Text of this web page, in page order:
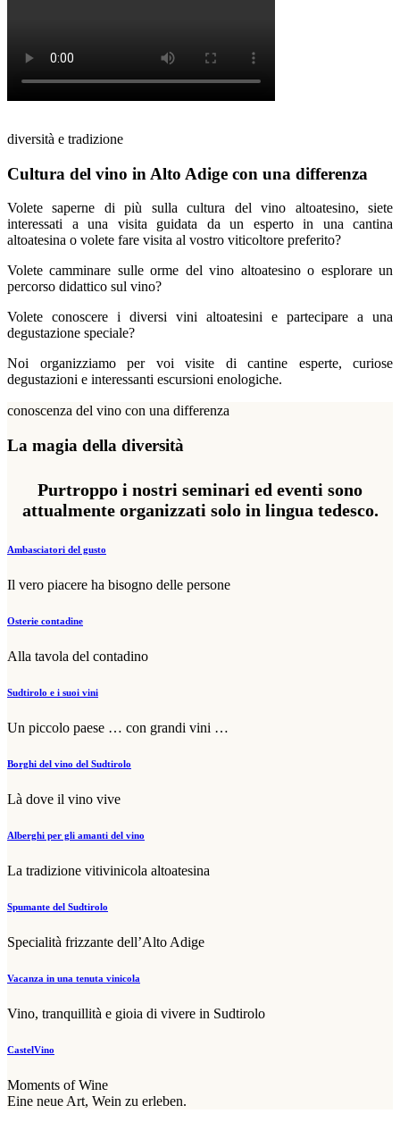
diversità e tradizione
Cultura del vino in Alto Adige con una differenza
Volete saperne di più sulla cultura del vino altoatesino, siete
interessati a una visita guidata da un esperto in una cantina
altoatesina o volete fare visita al vostro viticoltore preferito?
Volete camminare sulle orme del vino altoatesino o esplorare un
percorso didattico sul vino?
Volete conoscere i diversi vini altoatesini e partecipare a una
degustazione speciale?
Noi organizziamo per voi visite di cantine esperte, curiose
degustazioni e interessanti escursioni enologiche.
conoscenza del vino con una differenza
La magia della diversità
Purtroppo i nostri seminari ed eventi sono
attualmente organizzati solo in lingua tedesco.
Ambasciatori del gusto
Il vero piacere ha bisogno delle persone
Osterie contadine
Alla tavola del contadino
Sudtirolo e i suoi vini
Un piccolo paese … con grandi vini …
Borghi del vino del Sudtirolo
Là dove il vino vive
Alberghi per gli amanti del vino
La tradizione vitivinicola altoatesina
Spumante del Sudtirolo
Specialità frizzante dell’Alto Adige
Vacanza in una tenuta vinicola
Vino, tranquillità e gioia di vivere in Sudtirolo
CastelVino
Moments of Wine
Eine neue Art, Wein zu erleben.